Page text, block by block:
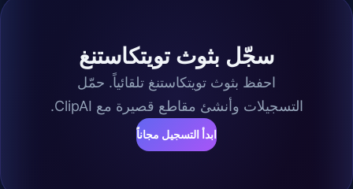
سجّل بثوث تويتكاستنغ
احفظ بثوث تويتكاستنغ تلقائياً. حمّل
التسجيلات وأنشئ مقاطع قصيرة مع ClipAI.
ابدأ التسجيل مجاناً